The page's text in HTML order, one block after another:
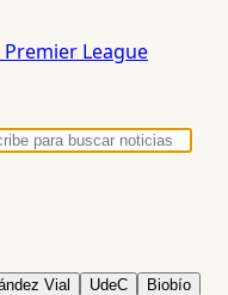
Premier League
Vial UdeC Biobío